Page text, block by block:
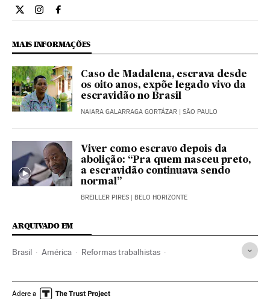
Opiniao El País Brasil en Twitter
Opiniao El País Brasil en Instagram
Opiniao El País Brasil en Facebook
MAIS INFORMAÇÕES
Caso de Madalena, escrava desde
os oito anos, expõe legado vivo da
escravidão no Brasil
NAIARA GALARRAGA GORTÁZAR | SÃO PAULO
Viver como escravo depois da
abolição: “Pra quem nasceu preto,
a escravidão continuava sendo
normal”
BREILLER PIRES | BELO HORIZONTE
ARQUIVADO EM
Brasil América Reformas trabalhistas
Congresso Nacional Câmara Deputados
Adere a